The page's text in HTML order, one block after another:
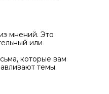
мнений. Это
или
которые вам
темы.